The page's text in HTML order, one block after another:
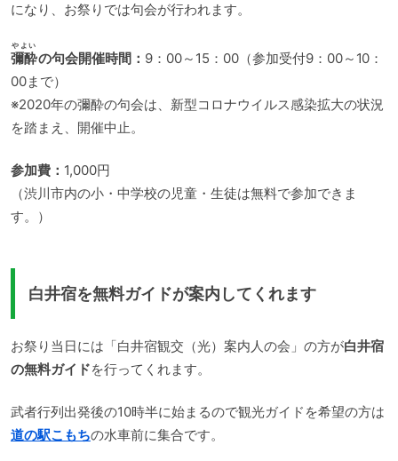
になり、お祭りでは句会が行われます。
彌酔
やよい
の句会開催時間： 9：00～15：00（参加受付9：00～10：
00まで）
※2020年の彌酔の句会は、新型コロナウイルス感染拡大の状況
を踏まえ、開催中止。
参加費： 1,000円
（渋川市内の小・中学校の児童・生徒は無料で参加できま
す。）
白井宿を無料ガイドが案内してくれます
お祭り当日には「白井宿観交（光）案内人の会」の方が白井宿
の無料ガイドを行ってくれます。
武者行列出発後の10時半に始まるので観光ガイドを希望の方は
道の駅こもちの水車前に集合です。